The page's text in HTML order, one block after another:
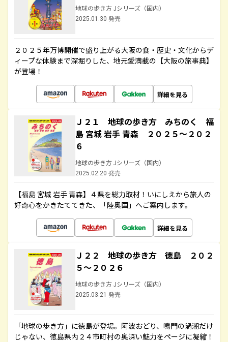
地球の歩き方 Jシリーズ（国内）
2025.01.30 発売
２０２５年万博開催で盛り上がる大阪の食・歴史・文化からデ
ィープな体験まで深堀りした、地元愛満載の【大阪の旅事典】
が登場！
詳細を見る
Ｊ２１ 地球の歩き方 みちのく 福
島 宮城 岩手 青森 ２０２５～２０２
６
地球の歩き方 Jシリーズ（国内）
2025.02.20 発売
【福島 宮城 岩手 青森】４県を総力取材！いにしえから旅人の
好奇心をかきたててきた、「陸奥国」へご案内します。
詳細を見る
Ｊ２２ 地球の歩き方 徳島 ２０２
５～２０２６
地球の歩き方 Jシリーズ（国内）
2025.03.21 発売
「地球の歩き方」に徳島が登場。阿波おどり、鳴門の渦潮だけ
じゃない、徳島県内２４市町村の奥深い魅力をページに凝縮！